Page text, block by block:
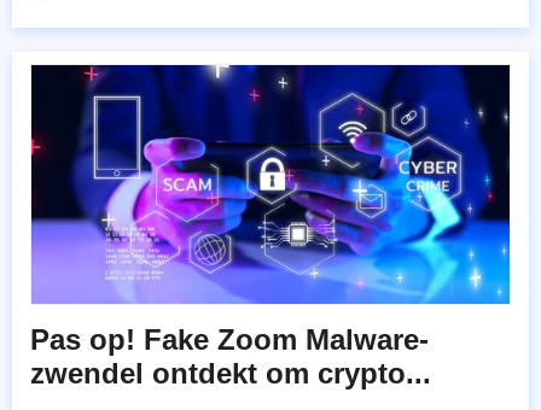
Pas op! Fake Zoom Malware-
zwendel ontdekt om crypto...